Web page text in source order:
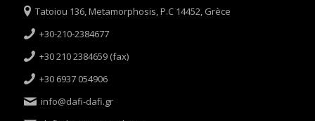
Tatoiou 136, Metamorphosis, P.C 14452, Grèce
+30-210-2384677
+30 210 2384659 (fax)
+30 6937 054906
info@dafi-dafi.gr